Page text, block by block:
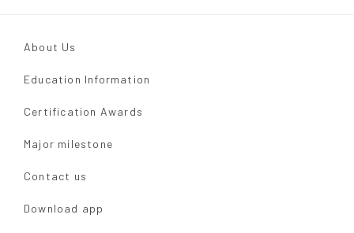
About Us
Education Information
Certification Awards
Major milestone
Contact us
Download app